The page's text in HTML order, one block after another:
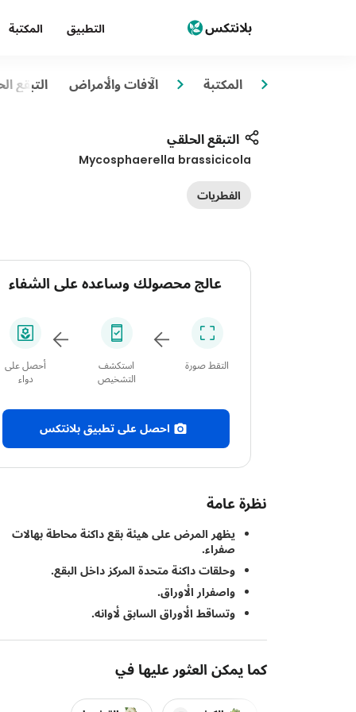
التطبيق المكتبة
المكتبة الآفات والأمراض التبقع
التبقع الحلقي
Mycosphaerella brassicicola
الفطريات
عالج محصولك وساعده على الشفاء
التقط صورة
استكشف
التشخيص
أحصل على
دواء
احصل على تطبيق بلانتكس
نظرة عامة
يظهر المرض على هيئة بقع داكنة محاطة بهالات
صفراء.
وحلقات داكنة متحدة المركز داخل البقع.
واصفرار الأوراق.
وتساقط الأوراق السابق لأوانه.
كما يمكن العثور عليها في